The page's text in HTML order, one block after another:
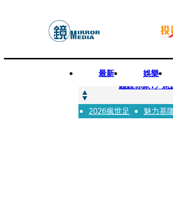
最新 娛樂
快訊
錢鏡你家1／
快訊
鏡大咖／一起
2026瘋世足 魅力基